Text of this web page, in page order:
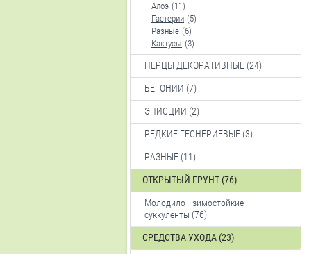
Алоэ (11)
Гастерии (5)
Разные (6)
Кактусы (3)
ПЕРЦЫ ДЕКОРАТИВНЫЕ (24)
БЕГОНИИ (7)
ЭПИСЦИИ (2)
РЕДКИЕ ГЕСНЕРИЕВЫЕ (3)
РАЗНЫЕ (11)
ОТКРЫТЫЙ ГРУНТ (76)
Молодило - зимостойкие
суккуленты (76)
СРЕДСТВА УХОДА (23)